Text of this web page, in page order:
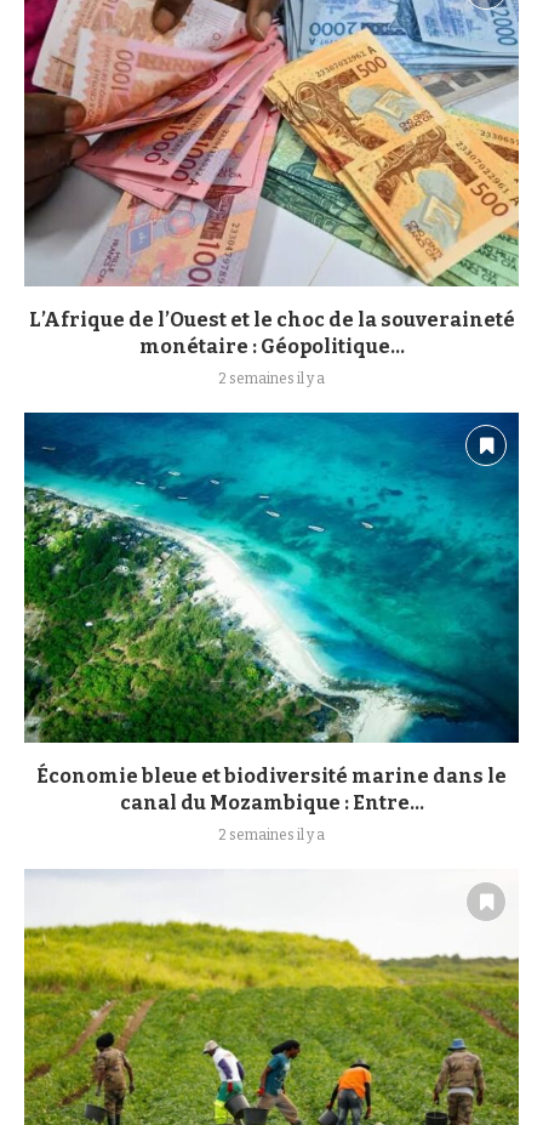
L’Afrique de l’Ouest et le choc de la souveraineté
monétaire : Géopolitique...
2 semaines il y a
Économie bleue et biodiversité marine dans le
canal du Mozambique : Entre...
2 semaines il y a